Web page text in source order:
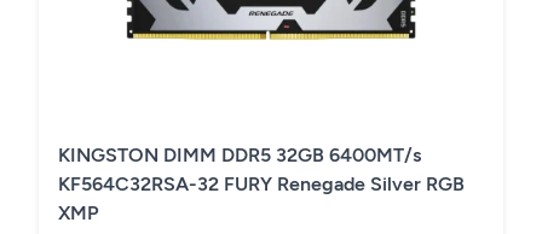
KINGSTON DIMM DDR5 32GB 6400MT/s
KF564C32RSA-32 FURY Renegade Silver RGB
XMP